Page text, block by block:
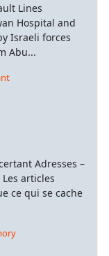
Lines
Hospital and
Israeli forces
Abu...
Adresses –
articles
ce qui se cache